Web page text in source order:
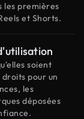
les premières
et Shorts.
soient
pour un
les
déposées